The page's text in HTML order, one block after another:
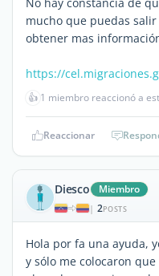
mucho que puedas
obtener mas
https://
👍 1 miembro reaccionó a
Reaccionar
Diesco Miembro
| 2POSTS
Hola por fa una ayuda,
y sólo me colocaron